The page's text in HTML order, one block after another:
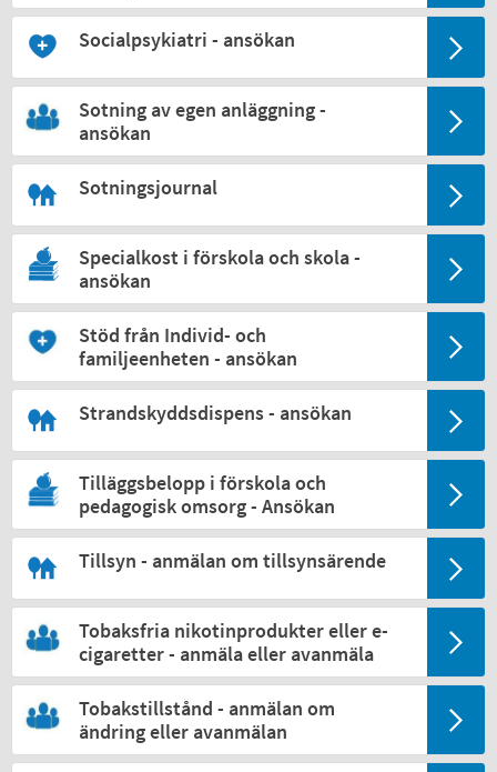
Socialpsykiatri - ansökan
Sotning av egen anläggning -
ansökan
Sotningsjournal
Specialkost i förskola och skola -
ansökan
Stöd från Individ- och
familjeenheten - ansökan
Strandskyddsdispens - ansökan
Tilläggsbelopp i förskola och
pedagogisk omsorg - Ansökan
Tillsyn - anmälan om tillsynsärende
Tobaksfria nikotinprodukter eller e-
cigaretter - anmäla eller avanmäla
Tobakstillstånd - anmälan om
ändring eller avanmälan